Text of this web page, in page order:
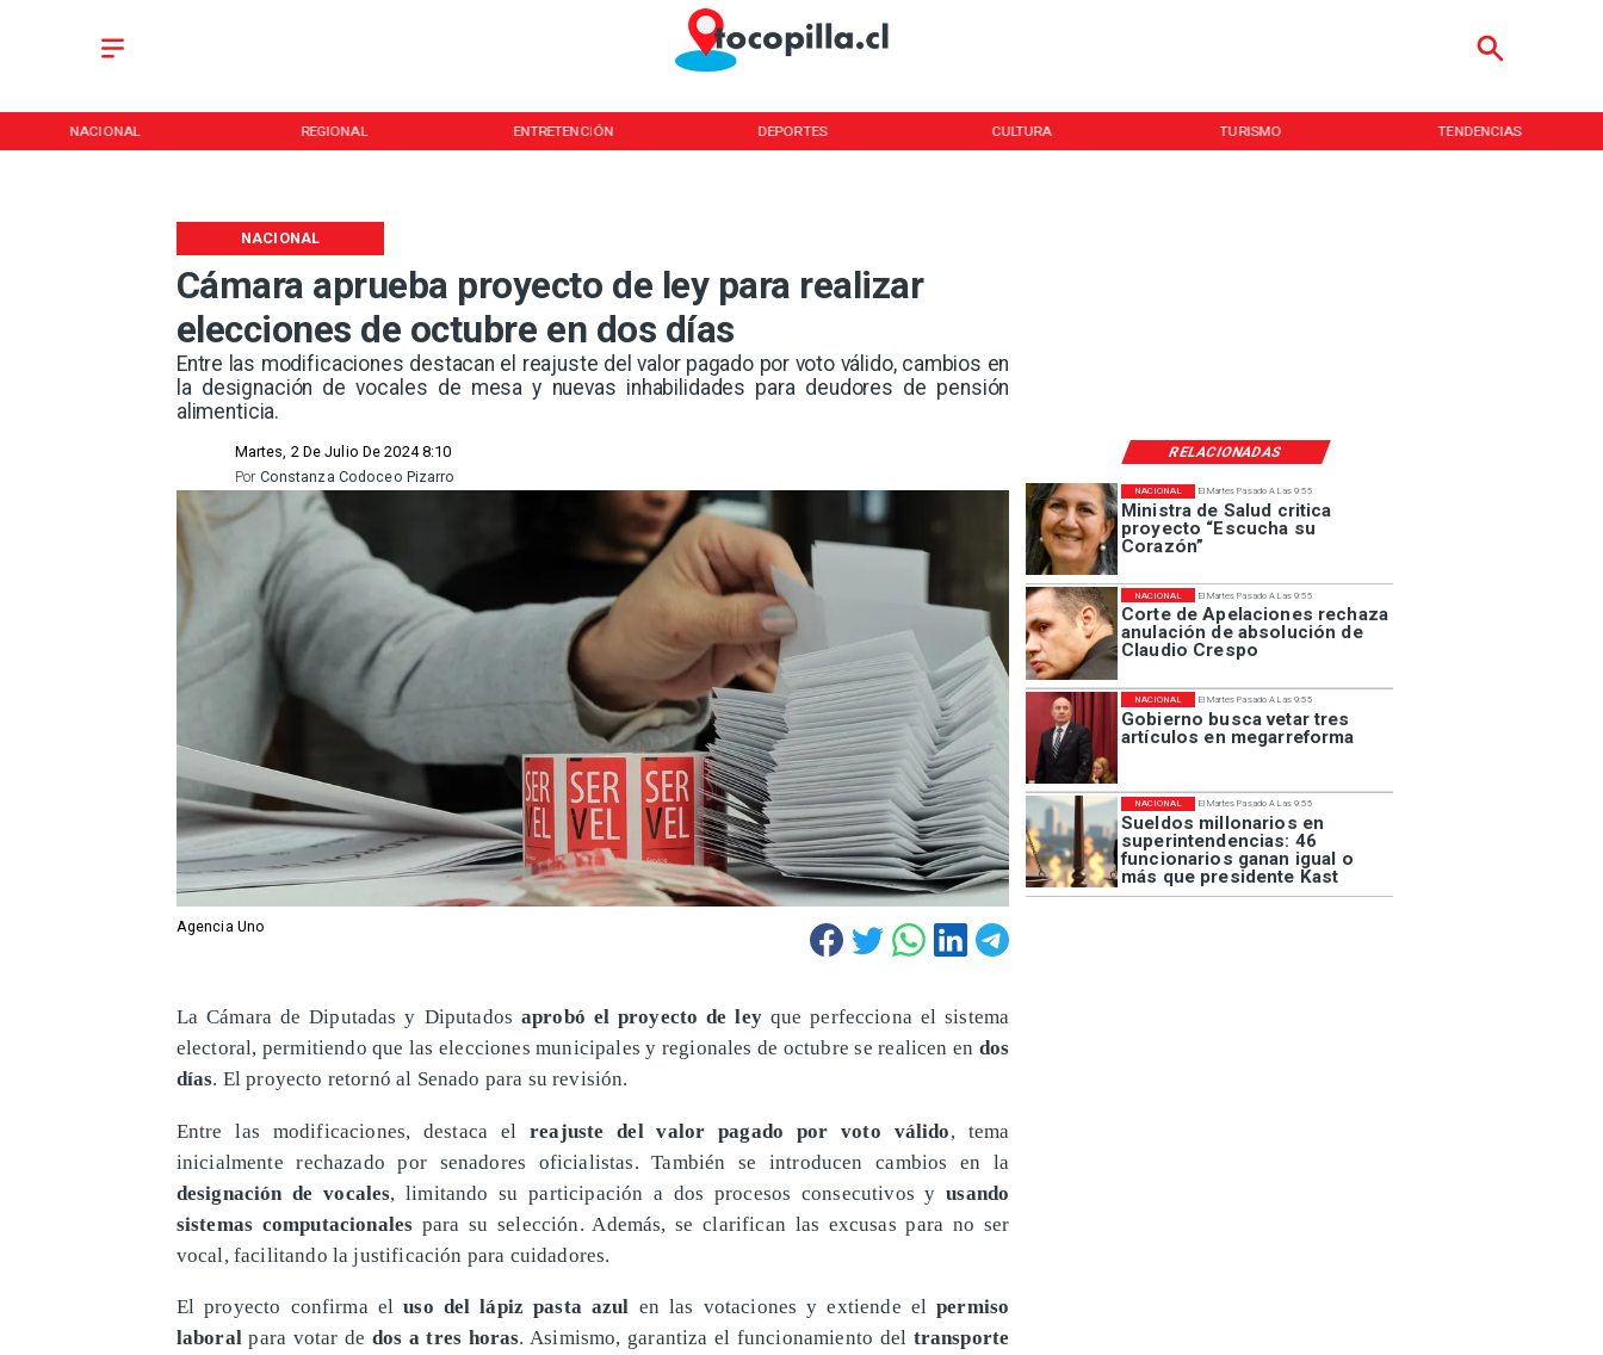
REGIONAL ENTRETENCIÓN DEPORTES CULTURA TURISMO TENDENCIAS INICIO
Cámara aprueba proyecto de ley para realizar
elecciones de octubre en dos días
Entre las modificaciones destacan el reajuste del valor pagado por voto válido, cambios en
la designación de vocales de mesa y nuevas inhabilidades para deudores de pensión
alimenticia.
NACIONAL
RELACIONADAS
Martes, 2 De Julio De 2024 8:10
Constanza Codoceo Pizarro
Por
Agencia Uno
El Martes Pasado A Las 9:55
Ministra de Salud critica
proyecto “Escucha su
Corazón”
NACIONAL
El Martes Pasado A Las 9:55
Corte de Apelaciones rechaza
anulación de absolución de
Claudio Crespo
NACIONAL
El Martes Pasado A Las 9:55
Gobierno busca vetar tres
artículos en megarreforma
NACIONAL
El Martes Pasado A Las 9:55
Sueldos millonarios en
superintendencias: 46
funcionarios ganan igual o
más que presidente Kast
NACIONAL
La Cámara de Diputadas y Diputados aprobó el proyecto de ley que perfecciona el sistema
electoral, permitiendo que las elecciones municipales y regionales de octubre se realicen en dos
días. El proyecto retornó al Senado para su revisión.
Entre las modificaciones, destaca elreajuste del valor pagado por voto válido, tema
inicialmente rechazado por senadores oficialistas. También se introducen cambios en la
designación de vocales, limitando su participación a dos procesos consecutivos yusando
sistemas computacionales para su selección. Además, se clarifican las excusas para no ser
vocal, facilitando la justificación para cuidadores.
El proyecto confirma eluso del lápiz pasta azul en las votaciones y extiende elpermiso
laboralpara votar de dos a tres horas. Asimismo, garantiza el funcionamiento del transporte